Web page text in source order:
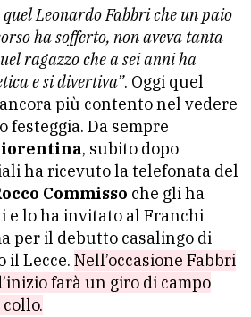
Leonardo Fabbri che un paio
ha sofferto, non aveva tanta
ragazzo che a sei anni ha
e si divertiva”. Oggi quel
più contento nel vedere
festeggia. Da sempre
, subito dopo
ha ricevuto la telefonata del
Commisso che gli ha
e lo ha invitato al Franchi
per il debutto casalingo di
il Lecce. Nell’occasione Fabbri
farà un giro di campo